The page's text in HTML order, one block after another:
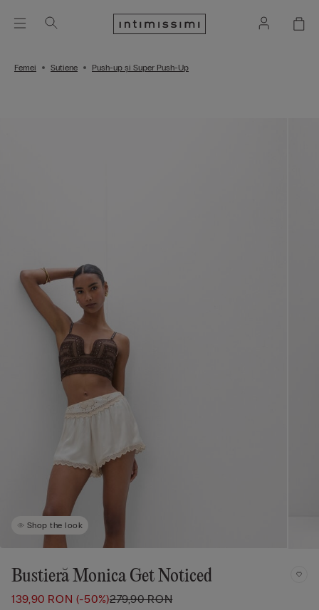
Femei Sutiene Push-up și Super Push-Up
Shop the look
Bustieră Monica Get Noticed
139,90 RON(-50%)279,90 RON